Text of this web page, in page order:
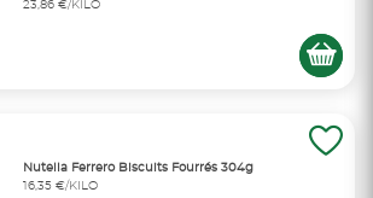
23,86 €/KILO
Nutella Ferrero Biscuits Fourrés 304g
16,35 €/KILO